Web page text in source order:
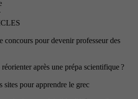
concours pour devenir professeur des
après une prépa scientifique ?
sites pour apprendre le grec